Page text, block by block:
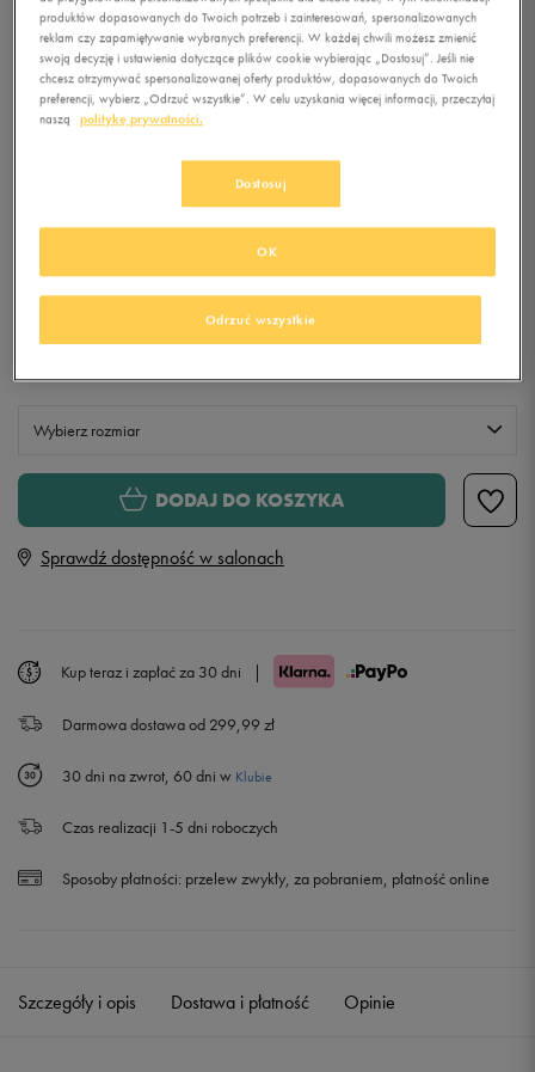
Z KAPTUREM ESS
0.0 (0 )
219,99zł -10%(najniższa cena od momentu wprowadzenia produktu)
197,99złz Vat
KLUBIE 50 STYLE
Wybierz rozmiar
M
XL
Powiadom o dostępności
DODAJ DO KOSZYKA
Sprawdź dostępność w salonach
Kup teraz i zapłać za 30 dni |
Darmowa dostawa od 299,99 zł
30 dni na zwrot, 60 dni w Klubie
Czas realizacji 1-5 dni roboczych
Sposoby płatności: przelew zwykły, za pobraniem, płatność online
Szczegóły i opis Dostawa i płatność Opinie
produktów dopasowanych do Twoich potrzeb i zainteresowań, spersonalizowanych
reklam czy zapamiętywanie wybranych preferencji. W każdej chwili możesz zmienić
swoją decyzję i ustawienia dotyczące plików cookie wybierając „Dostosuj”. Jeśli nie
chcesz otrzymywać spersonalizowanej oferty produktów, dopasowanych do Twoich
preferencji, wybierz „Odrzuć wszystkie”. W celu uzyskania więcej informacji, przeczytaj
naszą
politykę prywatności.
Dostosuj
Odrzuć wszystkie
OK